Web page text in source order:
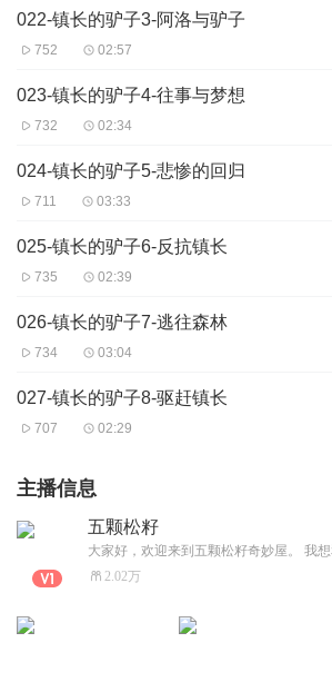
022-镇长的驴子3-阿洛与驴子
752 02:57
023-镇长的驴子4-往事与梦想
732 02:34
024-镇长的驴子5-悲惨的回归
711 03:33
025-镇长的驴子6-反抗镇长
735 02:39
026-镇长的驴子7-逃往森林
734 03:04
027-镇长的驴子8-驱赶镇长
707 02:29
主播信息
五颗松籽
2.02万